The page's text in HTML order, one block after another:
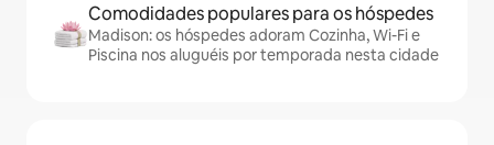
Comodidades populares para os hóspedes
Madison: os hóspedes adoram Cozinha, Wi-Fi e
Piscina nos aluguéis por temporada nesta cidade